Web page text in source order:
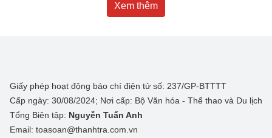
Xem thêm
Giấy phép hoạt động báo chí điện tử số: 237/GP-BTTTT
Cấp ngày: 30/08/2024; Nơi cấp: Bộ Văn hóa - Thể thao và Du lịch
Tổng Biên tập: Nguyễn Tuấn Anh
Email: toasoan@thanhtra.com.vn